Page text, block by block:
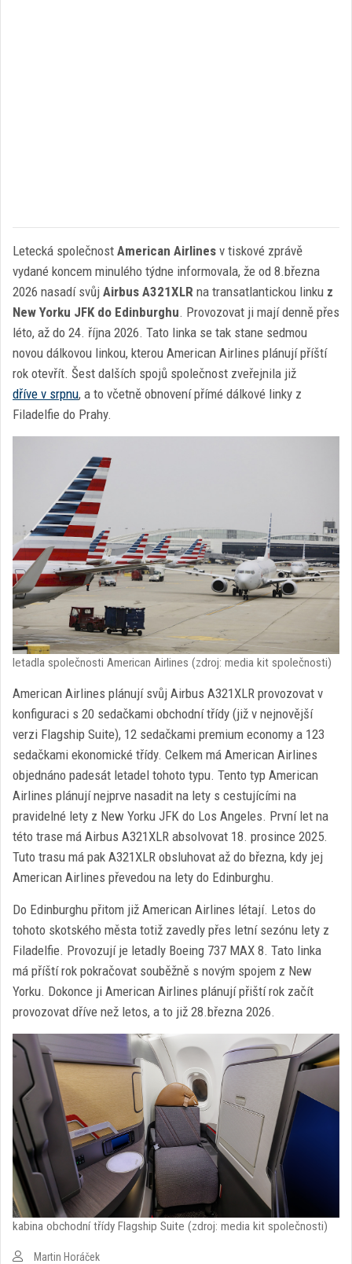
Letecká společnost American Airlines v tiskové zprávě
vydané koncem minulého týdne informovala, že od 8.března
2026 nasadí svůj Airbus A321XLR na transatlantickou linku z
New Yorku JFK do Edinburghu. Provozovat ji mají denně přes
léto, až do 24. října 2026. Tato linka se tak stane sedmou
novou dálkovou linkou, kterou American Airlines plánují příští
rok otevřít. Šest dalších spojů společnost zveřejnila již
dříve v srpnu, a to včetně obnovení přímé dálkové linky z
Filadelfie do Prahy.
letadla společnosti American Airlines (zdroj: media kit společnosti)
American Airlines plánují svůj Airbus A321XLR provozovat v
konfiguraci s 20 sedačkami obchodní třídy (již v nejnovější
verzi Flagship Suite), 12 sedačkami premium economy a 123
sedačkami ekonomické třídy. Celkem má American Airlines
objednáno padesát letadel tohoto typu. Tento typ American
Airlines plánují nejprve nasadit na lety s cestujícími na
pravidelné lety z New Yorku JFK do Los Angeles. První let na
této trase má Airbus A321XLR absolvovat 18. prosince 2025.
Tuto trasu má pak A321XLR obsluhovat až do března, kdy jej
American Airlines převedou na lety do Edinburghu.
Do Edinburghu přitom již American Airlines létají. Letos do
tohoto skotského města totiž zavedly přes letní sezónu lety z
Filadelfie. Provozují je letadly Boeing 737 MAX 8. Tato linka
má příští rok pokračovat souběžně s novým spojem z New
Yorku. Dokonce ji American Airlines plánují přiští rok začít
provozovat dříve než letos, a to již 28.března 2026.
kabina obchodní třídy Flagship Suite (zdroj: media kit společnosti)
Martin Horáček